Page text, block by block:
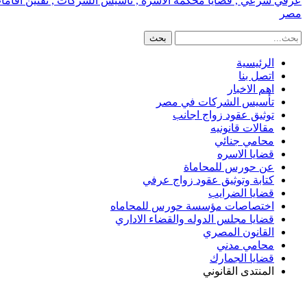
مصر
الرئيسية
اتصل بنا
اهم الاخبار
تأسيس الشركات في مصر
توثيق عقود زواج اجانب
مقالات قانونيه
محامي جنائي
قضايا الاسره
عن حورس للمحاماة
كتابة وتوثيق عقود زواج عرفي
قضايا الضرايب
اختصاصات مؤسسة حورس للمحاماه
قضايا مجلس الدوله والقضاء الاداري
القانون المصري
محامي مدني
قضايا الجمارك
المنتدى القانوني